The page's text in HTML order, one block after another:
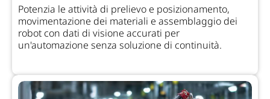
Potenzia le attività di prelievo e posizionamento,
movimentazione dei materiali e assemblaggio dei
robot con dati di visione accurati per
un'automazione senza soluzione di continuità.